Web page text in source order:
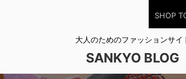
SHOP
大人のためのファッションサイ
SANKYO BLOG